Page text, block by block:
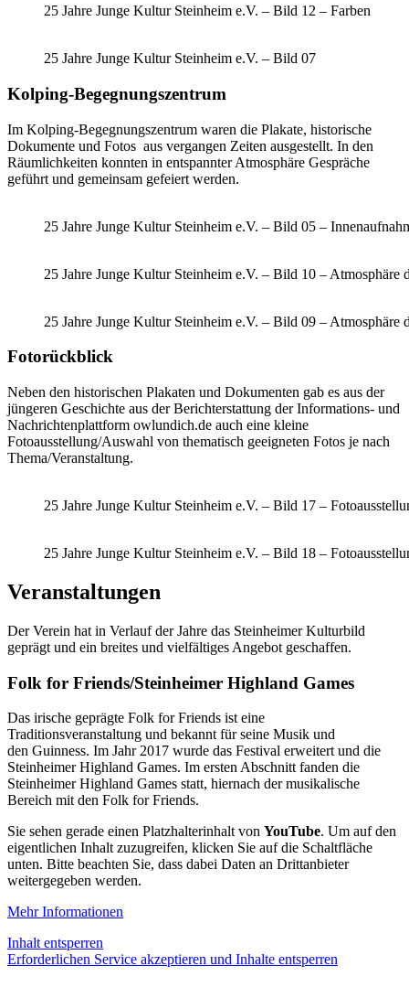
25 Jahre Junge Kultur Steinheim e.V. – Bild 12 – Farben
25 Jahre Junge Kultur Steinheim e.V. – Bild 07
Kolping-Begegnungszentrum
Im Kolping-Begegnungszentrum waren die Plakate, historische
Dokumente und Fotos aus vergangen Zeiten ausgestellt. In den
Räumlichkeiten konnten in entspannter Atmosphäre Gespräche
geführt und gemeinsam gefeiert werden.
25 Jahre Junge Kultur Steinheim e.V. – Bild 05 –
25 Jahre Junge Kultur Steinheim e.V. – Bild 10 – Atmosphäre
25 Jahre Junge Kultur Steinheim e.V. – Bild 09 – Atmosphäre
Fotorückblick
Neben den historischen Plakaten und Dokumenten gab es aus der
jüngeren Geschichte aus der Berichterstattung der Informations- und
Nachrichtenplattform owlundich.de auch eine kleine
Fotoausstellung/Auswahl von thematisch geeigneten Fotos je nach
Thema/Veranstaltung.
25 Jahre Junge Kultur Steinheim e.V. – Bild 17 –
25 Jahre Junge Kultur Steinheim e.V. – Bild 18 –
Veranstaltungen
Der Verein hat in Verlauf der Jahre das Steinheimer Kulturbild
geprägt und ein breites und vielfältiges Angebot geschaffen.
Folk for Friends/Steinheimer Highland Games
Das irische geprägte Folk for Friends ist eine
Traditionsveranstaltung und bekannt für seine Musik und
den Guinness. Im Jahr 2017 wurde das Festival erweitert und die
Steinheimer Highland Games. Im ersten Abschnitt fanden die
Steinheimer Highland Games statt, hiernach der musikalische
Bereich mit den Folk for Friends.
Sie sehen gerade einen Platzhalterinhalt von YouTube. Um auf den
eigentlichen Inhalt zuzugreifen, klicken Sie auf die Schaltfläche
unten. Bitte beachten Sie, dass dabei Daten an Drittanbieter
weitergegeben werden.
Mehr Informationen
Inhalt entsperren
Erforderlichen Service akzeptieren und Inhalte entsperren